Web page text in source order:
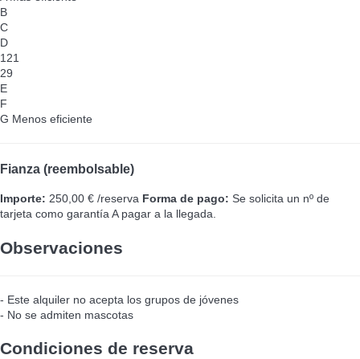
B
C
D
121
29
E
F
G Menos eficiente
Fianza (reembolsable)
Importe: 250,00 € /reserva Forma de pago: Se solicita un nº de
tarjeta como garantíaA pagar a la llegada.
Observaciones
- Este alquiler no acepta los grupos de jóvenes
- No se admiten mascotas
Condiciones de reserva